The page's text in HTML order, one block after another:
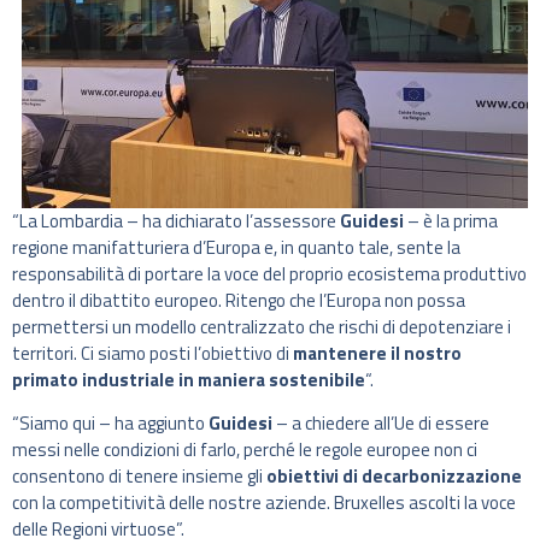
“La Lombardia – ha dichiarato l’assessore Guidesi – è la prima
regione manifatturiera d’Europa e, in quanto tale, sente la
responsabilità di portare la voce del proprio ecosistema produttivo
dentro il dibattito europeo. Ritengo che l’Europa non possa
permettersi un modello centralizzato che rischi di depotenziare i
territori. Ci siamo posti l’obiettivo di mantenere il nostro
primato industriale in maniera sostenibile“.
“Siamo qui – ha aggiunto Guidesi – a chiedere all’Ue di essere
messi nelle condizioni di farlo, perché le regole europee non ci
consentono di tenere insieme gli obiettivi di decarbonizzazione
con la competitività delle nostre aziende. Bruxelles ascolti la voce
delle Regioni virtuose”.